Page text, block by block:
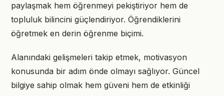
paylaşmak hem öğrenmeyi pekiştiriyor hem de
topluluk bilincini güçlendiriyor. Öğrendiklerini
öğretmek en derin öğrenme biçimi.
Alanındaki gelişmeleri takip etmek, motivasyon
konusunda bir adım önde olmayı sağlıyor. Güncel
bilgiye sahip olmak hem güveni hem de etkinliği